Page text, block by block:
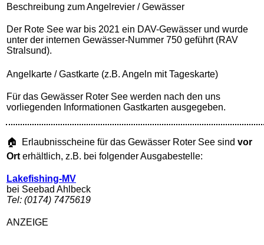
Beschreibung zum Angelrevier / Gewässer
Der Rote See war bis 2021 ein DAV-Gewässer und wurde
unter der internen Gewässer-Nummer 750 geführt (RAV
Stralsund).
Angelkarte / Gastkarte (z.B. Angeln mit Tageskarte)
Für das Gewässer Roter See werden nach den uns
vorliegenden Informationen Gastkarten ausgegeben.
🏠 Erlaubnisscheine für das Gewässer Roter See sind vor
Ort erhältlich, z.B. bei folgender Ausgabestelle:
Lakefishing-MV
bei Seebad Ahlbeck
Tel: (0174) 7475619
ANZEIGE